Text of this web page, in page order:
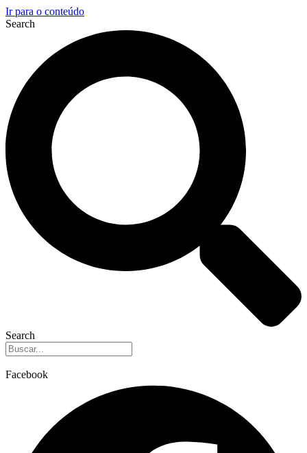
Ir para o conteúdo
Search
Search
Facebook